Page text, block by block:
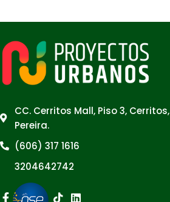
CC. Cerritos Mall, Piso 3, Cerritos,
Pereira.
(606) 317 1616
3204642742
Facebook-
Instagram
Youtube
TiktokLinkedin